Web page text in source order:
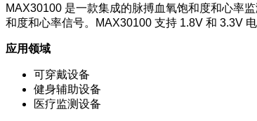
MAX30100 是一款集成的脉搏血氧饱和度和心率
和度和心率信号。MAX30100 支持 1.8V 和 3.3V
应用领域
可穿戴设备
健身辅助设备
医疗监测设备